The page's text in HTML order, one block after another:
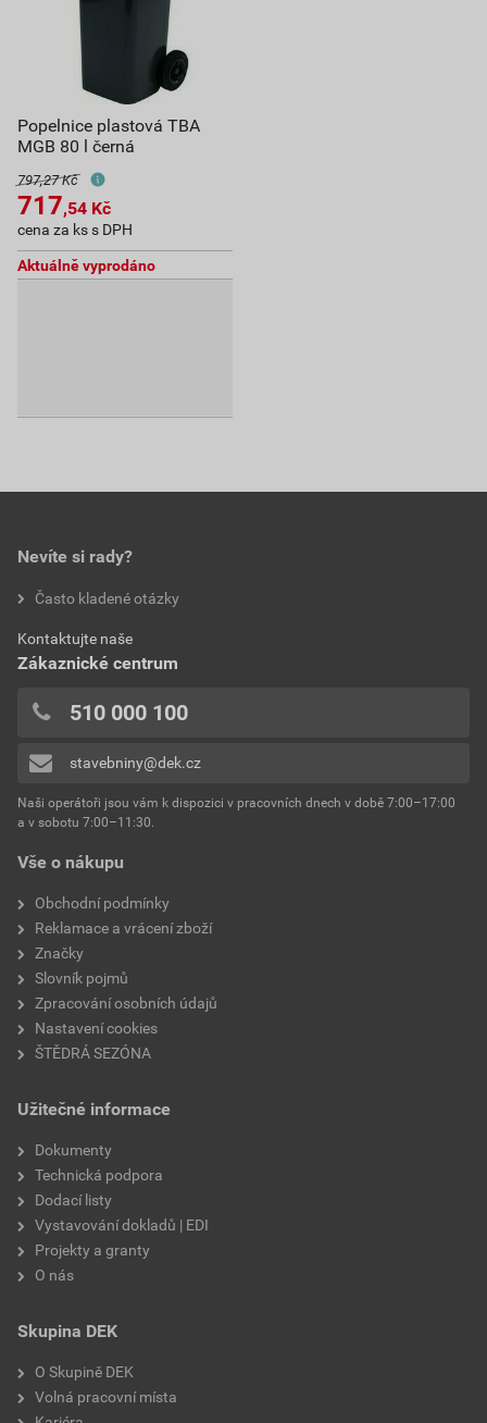
Popelnice plastová TBA
MGB 80 l černá
797,27 Kč
717,54 Kč
cena za ks s DPH
Aktuálně vyprodáno
Vše o nákupu
Obchodní podmínky
Reklamace a vrácení zboží
Značky
Slovník pojmů
Zpracování osobních údajů
Nastavení cookies
ŠTĚDRÁ SEZÓNA
Užitečné informace
Dokumenty
Technická podpora
Dodací listy
Vystavování dokladů | EDI
Projekty a granty
O nás
Skupina DEK
O Skupině DEK
Volná pracovní místa
Nevíte si rady?
Často kladené otázky
Kontaktujte naše
Zákaznické centrum
510 000 100
stavebniny@dek.cz
Naši operátoři jsou vám k dispozici v pracovních dnech v době 7:00–17:00
a v sobotu 7:00–11:30.